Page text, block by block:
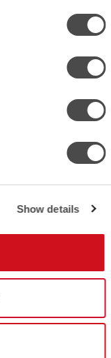
Show details